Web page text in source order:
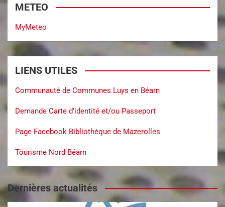
METEO
MyMeteo
LIENS UTILES
Communauté de Communes Luys en Béarn
Demande Carte d’identité et/ou Passeport
Page Facebook Bibliothèque de Mazerolles
Tourisme Nord Béarn
Dernières actualités